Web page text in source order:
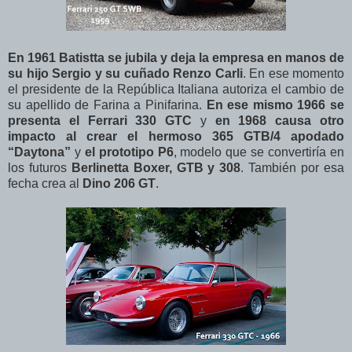
En 1961 Batistta se jubila y deja la empresa en manos de
su hijo Sergio y su cuñado Renzo Carli. En ese momento
el presidente de la República Italiana autoriza el cambio de
su apellido de Farina a Pinifarina. En ese mismo 1966 se
presenta el Ferrari 330 GTC y en 1968 causa otro
impacto al crear el hermoso 365 GTB/4 apodado
“Daytona” y el prototipo P6, modelo que se convertiría en
los futuros Berlinetta Boxer, GTB y 308. También por esa
fecha crea al
Dino 206 GT.